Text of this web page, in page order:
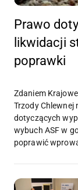
Prawo
likwidacji
poprawki
Zdaniem
Trzody Chlewnej
dotyczących
wybuch ASF w
poprawić